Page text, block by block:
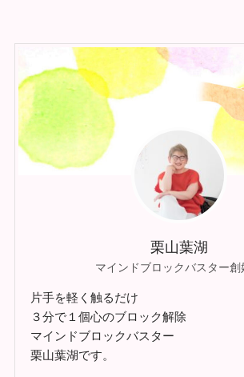
栗山葉湖
マインドブロックバスター創
片手を軽く触るだけ
３分で１個心のブロック解除
マインドブロックバスター
栗山葉湖です。